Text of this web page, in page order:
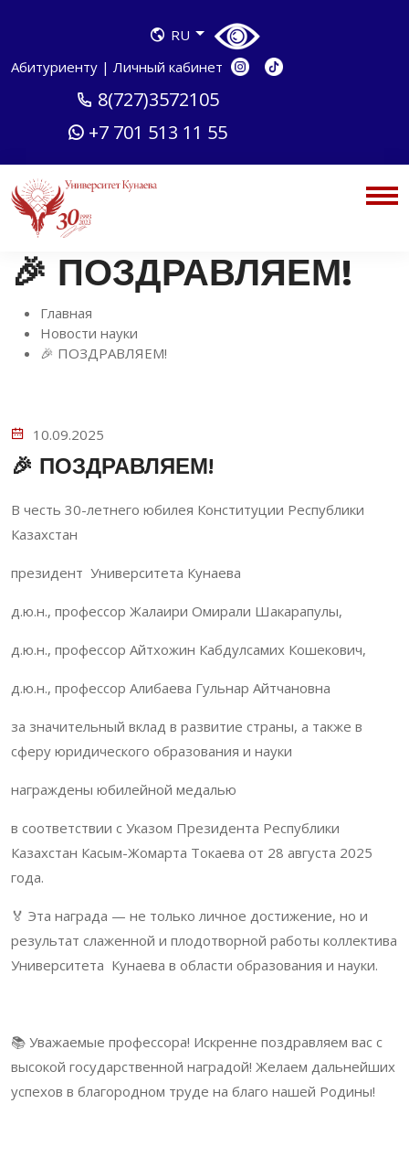
RU
Абитуриенту | Личный кабинет
8(727)3572105
+7 701 513 11 55
🎉 ПОЗДРАВЛЯЕМ!
Главная
Новости науки
🎉 ПОЗДРАВЛЯЕМ!
10.09.2025
🎉 ПОЗДРАВЛЯЕМ!
В честь 30-летнего юбилея Конституции Республики
Казахстан
президент Университета Кунаева
д.ю.н., профессор Жалаири Омирали Шакарапулы,
д.ю.н., профессор Айтхожин Кабдулсамих Кошекович,
д.ю.н., профессор Алибаева Гульнар Айтчановна
за значительный вклад в развитие страны, а также в
сферу юридического образования и науки
награждены юбилейной медалью
в соответствии с Указом Президента Республики
Казахстан Касым-Жомарта Токаева от 28 августа 2025
года.
🏅 Эта награда — не только личное достижение, но и
результат слаженной и плодотворной работы коллектива
Университета Кунаева в области образования и науки.
📚 Уважаемые профессора! Искренне поздравляем вас с
высокой государственной наградой! Желаем дальнейших
успехов в благородном труде на благо нашей Родины!